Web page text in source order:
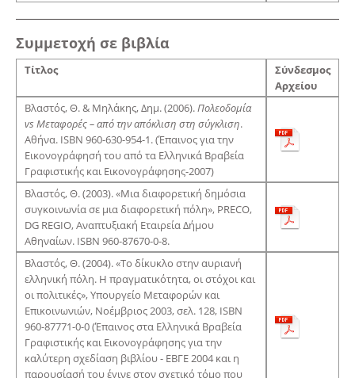
Συμμετοχή σε βιβλία
Τίτλος
Σύνδεσμος
Αρχείου
Βλαστός, Θ. & Μηλάκης, Δημ. (2006).Πολεοδομία
vs Μεταφορές – από την απόκλιση στη σύγκλιση.
Αθήνα. ISBN 960-630-954-1. (Έπαινος για την
Εικονογράφησή του από τα Ελληνικά Βραβεία
Γραφιστικής και Εικονογράφησης-2007)
Βλαστός, Θ. (2003). «Μια διαφορετική δημόσια
συγκοινωνία σε μια διαφορετική πόλη», PRECO,
DG REGIO, Aναπτυξιακή Εταιρεία Δήμου
Αθηναίων. ISBN 960-87670-0-8.
Βλαστός, Θ. (2004). «Το δίκυκλο στην αυριανή
ελληνική πόλη. Η πραγματικότητα, οι στόχοι και
οι πολιτικές», Υπουργείο Μεταφορών και
Επικοινωνιών, Νοέμβριος 2003, σελ. 128, ISBN
960-87771-0-0 (Έπαινος στα Ελληνικά Βραβεία
Γραφιστικής και Εικονογράφησης για την
καλύτερη σχεδίαση βιβλίου - ΕΒΓΕ 2004 και η
παρουσίασή του έγινε στον σχετικό τόμο που